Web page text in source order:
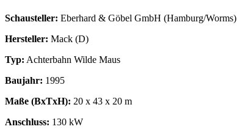
Schausteller: Eberhard & Göbel GmbH (Hamburg/Worms)
Hersteller: Mack (D)
Typ: Achterbahn Wilde Maus
Baujahr: 1995
Maße (BxTxH): 20 x 43 x 20 m
Anschluss: 130 kW